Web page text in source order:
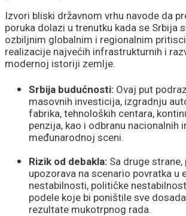
Izvori bliski državnom vrhu navode da
poruka dolazi u trenutku kada se Srbija
ozbiljnim globalnim i regionalnim
realizacije najvećih infrastrukturnih i
modernoj istoriji zemlje.
Srbija budućnosti: Ovaj put
masovnih investicija, izgradnju
fabrika, tehnoloških centara,
penzija, kao i odbranu nacionalnih
međunarodnoj sceni.
Rizik od debakla: Sa druge
upozorava na scenario povratka u
nestabilnosti, političke
podele koje bi poništile sve
rezultate mukotrpnog rada.